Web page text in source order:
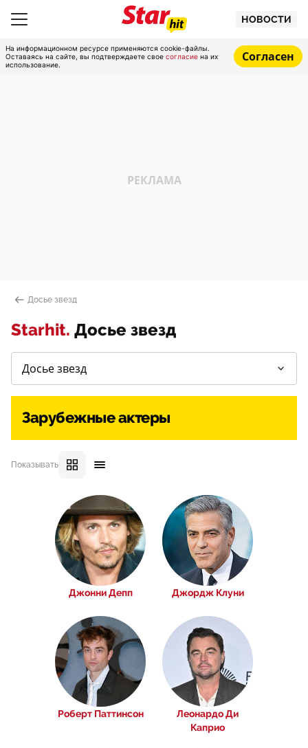
НОВОСТИ
На информационном ресурсе применяются cookie-файлы.
Оставаясь на сайте, вы подтверждаете свое согласие на их
использование.
Согласен
Досье звезд
Starhit. Досье звезд
Зарубежные актеры
Показывать
Джонни Депп Джордж Клуни
Роберт Паттинсон
Леонардо Ди
Каприо